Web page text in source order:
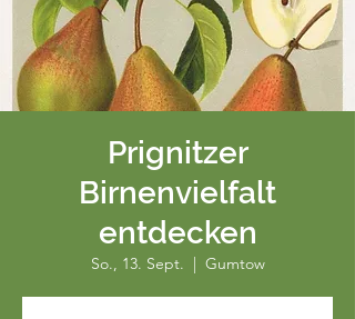
Prignitzer
Birnenvielfalt
entdecken
So., 13. Sept.
  |
Gumtow